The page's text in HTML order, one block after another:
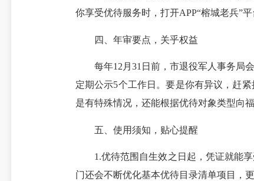
你享受优待服务时，打开APP“榕城老兵”
四、年审要点，关乎权益
每年12月31日前，市退役军人事务局会
定期公示5个工作日。要是你有异议，赶
是有特殊情况，还能根据优待对象类型向
五、使用须知，贴心提醒
1.优待范围自生效之日起，凭证就能享
门还会不断优化基本优待目录清单项目，